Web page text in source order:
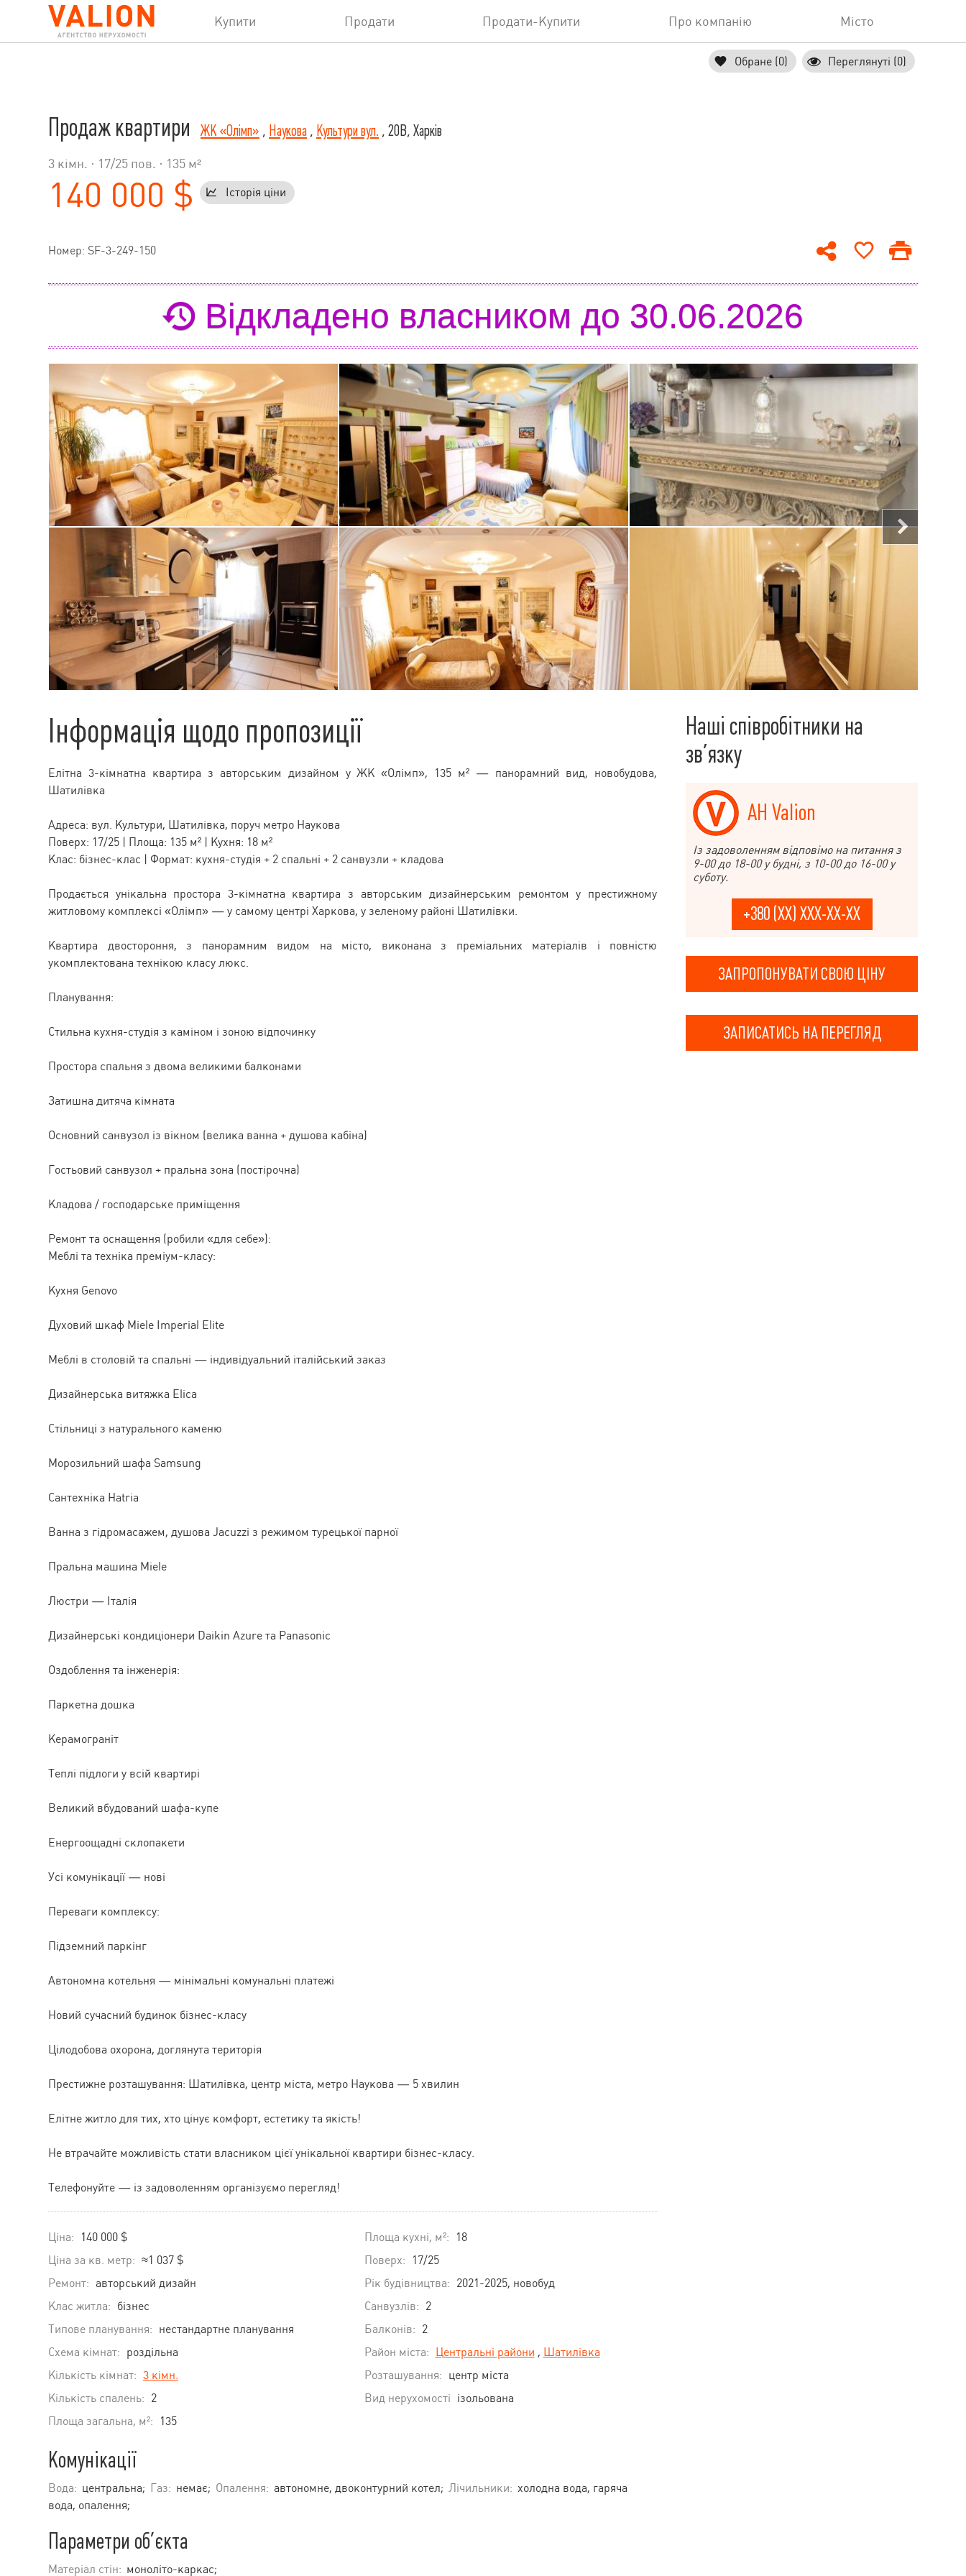
Купити Продати Продати-Купити Про компанію Місто
Обране (0) Переглянуті (0)
Продаж квартири ЖК «Олімп» , Наукова , Культури вул. , 20В, Харків
3 кімн. · 17/25 пов. · 135 м²
140 000 $ Історія ціни
Номер: SF-3-249-150
Відкладено власником до 30.06.2026
Інформація щодо пропозиції
Елітна 3-кімнатна квартира з авторським дизайном у ЖК «Олімп», 135 м² — панорамний вид, новобудова,
Шатилівка
Адреса: вул. Культури, Шатилівка, поруч метро Наукова
Поверх: 17/25 | Площа: 135 м² | Кухня: 18 м²
Клас: бізнес-клас | Формат: кухня-студія + 2 спальні + 2 санвузли + кладова
Продається унікальна простора 3-кімнатна квартира з авторським дизайнерським ремонтом у престижному
житловому комплексі «Олімп» — у самому центрі Харкова, у зеленому районі Шатилівки.
Квартира двостороння, з панорамним видом на місто, виконана з преміальних матеріалів і повністю
укомплектована технікою класу люкс.
Планування:
Стильна кухня-студія з каміном і зоною відпочинку
Простора спальня з двома великими балконами
Затишна дитяча кімната
Основний санвузол із вікном (велика ванна + душова кабіна)
Гостьовий санвузол + пральна зона (постірочна)
Кладова / господарське приміщення
Ремонт та оснащення (робили «для себе»):
Меблі та техніка преміум-класу:
Кухня Genovo
Духовий шкаф Miele Imperial Elite
Меблі в столовій та спальні — індивідуальний італійський заказ
Дизайнерська витяжка Elica
Стільниці з натурального каменю
Морозильний шафа Samsung
Сантехніка Hatria
Ванна з гідромасажем, душова Jacuzzi з режимом турецької парної
Пральна машина Miele
Люстри — Італія
Дизайнерські кондиціонери Daikin Azure та Panasonic
Оздоблення та інженерія:
Паркетна дошка
Керамограніт
Теплі підлоги у всій квартирі
Великий вбудований шафа-купе
Енергоощадні склопакети
Усі комунікації — нові
Переваги комплексу:
Підземний паркінг
Автономна котельня — мінімальні комунальні платежі
Новий сучасний будинок бізнес-класу
Цілодобова охорона, доглянута територія
Престижне розташування: Шатилівка, центр міста, метро Наукова — 5 хвилин
Елітне житло для тих, хто цінує комфорт, естетику та якість!
Не втрачайте можливість стати власником цієї унікальної квартири бізнес-класу.
Телефонуйте — із задоволенням організуємо перегляд!
Ціна:
140 000 $
Ціна за кв. метр: ≈1 037 $
Ремонт: авторський дизайн
Клас житла: бізнес
Типове планування: нестандартне планування
Схема кімнат: роздільна
Кількість кімнат: 3 кімн.
Кількість спалень: 2
Площа загальна, м²:
135
Площа кухні, м²:
18
Поверх:
17/25
Рік будівництва: 2021-2025, новобуд
Санвузлів: 2
Балконів: 2
Район міста: Центральні райони , Шатилівка
Розташування: центр міста
Вид нерухомості ізольована
Комунікації
Вода: центральна; Газ: немає; Опалення: автономне, двоконтурний котел; Лічильники: холодна вода, гаряча
вода, опалення;
Параметри об’єкта
Матеріал стін: моноліто-каркас;
Наші співробітники на
зв’язку
АН Valion
Із задоволенням відповімо на питання з
9-00 до 18-00 у будні, з 10-00 до 16-00 у
суботу.
+380 (XX) XXX-XX-XX
ЗАПРОПОНУВАТИ СВОЮ ЦІНУ
ЗАПИСАТИСЬ НА ПЕРЕГЛЯД